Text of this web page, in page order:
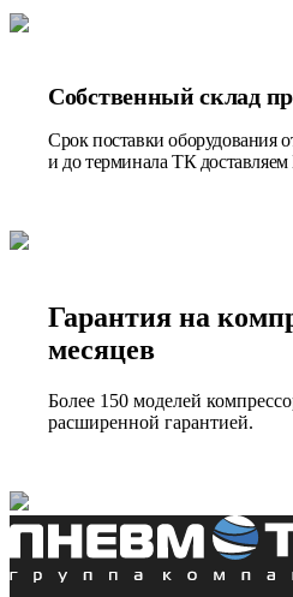
Собственный склад
Срок поставки оборудования
и до терминала ТК
Гарантия на
месяцев
Более 150 моделей
расширенной гарантией.